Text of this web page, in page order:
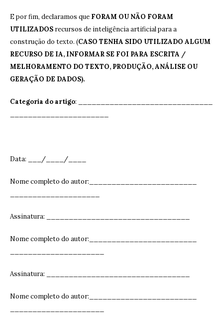
E por fim, declaramos que FORAM OU NÃO FORAM
UTILIZADOS recursos de inteligência artificial para a
construção do texto. (CASO TENHA SIDO UTILIZADO ALGUM
RECURSO DE IA, INFORMAR SE FOI PARA ESCRITA /
MELHORAMENTO DO TEXTO, PRODUÇÃO, ANÁLISE OU
GERAÇÃO DE DADOS).
Categoria do artigo: ______________________________
Data: ___/____/____
Nome completo do autor:________________________
Assinatura: ______________________________
Nome completo do autor:________________________
Assinatura: ______________________________
Nome completo do autor:________________________